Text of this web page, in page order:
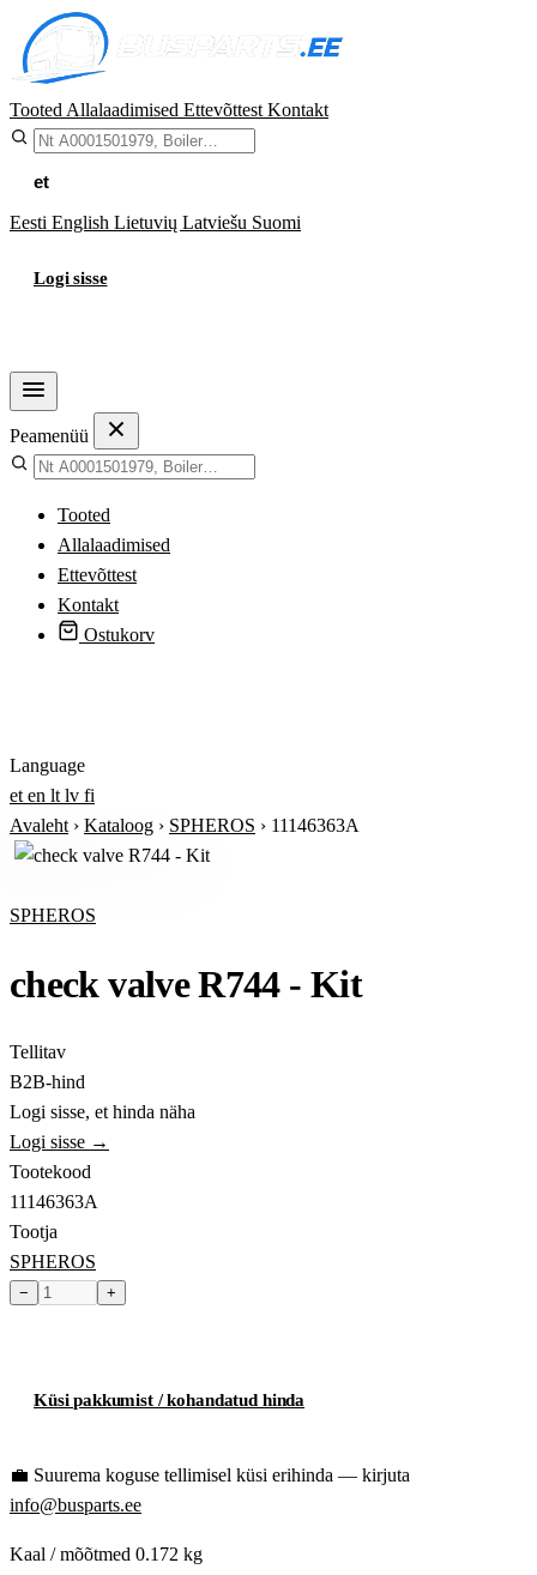
Tooted Allalaadimised Ettevõttest Kontakt
et
Eesti English Lietuvių Latviešu Suomi
Logi sisse
Peamenüü
Tooted
Allalaadimised
Ettevõttest
Kontakt
Ostukorv
Language
et en lt lv fi
Avaleht › Kataloog › SPHEROS › 11146363A
SPHEROS
check valve R744 - Kit
Tellitav
B2B-hind
Logi sisse, et hinda näha
Logi sisse →
Tootekood
11146363A
Tootja
SPHEROS
− +
Küsi pakkumist / kohandatud hinda
💼 Suurema koguse tellimisel küsi erihinda — kirjuta
info@busparts.ee
Kaal / mõõtmed 0.172 kg